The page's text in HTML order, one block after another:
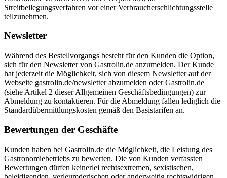
Streitbeilegungsverfahren vor einer Verbraucherschlichtungsstelle
teilzunehmen.
Newsletter
Während des Bestellvorgangs besteht für den Kunden die Option,
sich für den Newsletter von Gastrolin.de anzumelden. Der Kunde
hat jederzeit die Möglichkeit, sich von diesem Newsletter auf der
Webseite gastrolin.de/newsletter abzumelden oder Gastrolin.de
(siehe Artikel 2 dieser Allgemeinen Geschäftsbedingungen) zur
Abmeldung zu kontaktieren. Für die Abmeldung fallen lediglich die
Standardübermittlungskosten gemäß den Basistarifen an.
Bewertungen der Geschäfte
Kunden haben bei Gastrolin.de die Möglichkeit, die Leistung des
Gastronomiebetriebs zu bewerten. Die von Kunden verfassten
Bewertungen dürfen keinerlei rechtsextremen, sexistischen,